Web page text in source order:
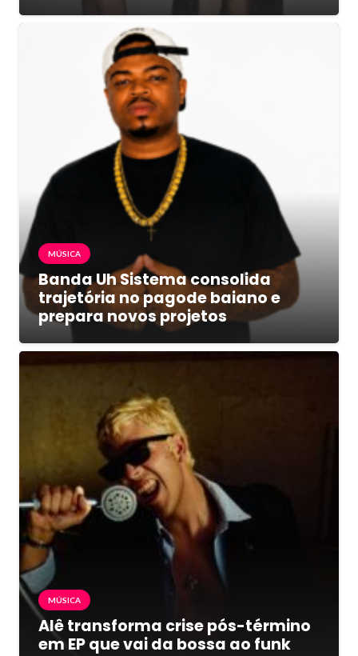
MÚSICA
Banda Uh Sistema consolida
trajetória no pagode baiano e
prepara novos projetos
MÚSICA
Alê transforma crise pós-término
em EP que vai da bossa ao funk